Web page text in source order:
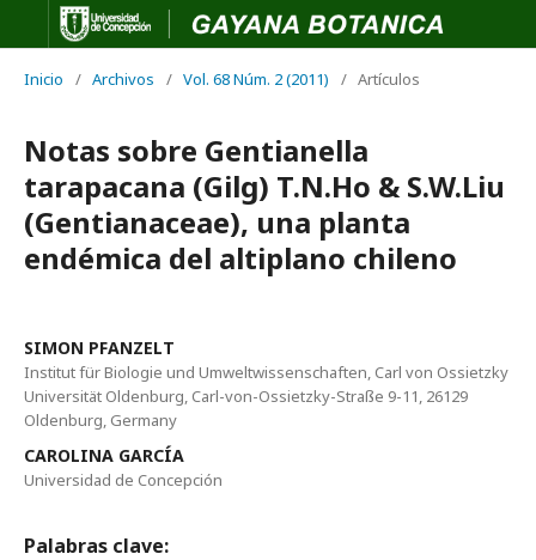
Inicio / Archivos / Vol. 68 Núm. 2 (2011) / Artículos
Notas sobre Gentianella
tarapacana (Gilg) T.N.Ho & S.W.Liu
(Gentianaceae), una planta
endémica del altiplano chileno
SIMON PFANZELT
Institut für Biologie und Umweltwissenschaften, Carl von Ossietzky
Universität Oldenburg, Carl-von-Ossietzky-Straße 9-11, 26129
Oldenburg, Germany
CAROLINA GARCÍA
Universidad de Concepción
Palabras clave: